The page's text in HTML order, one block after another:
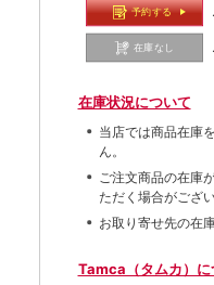
予約する
在庫なし
在庫状況について
当店では商品在庫
ん。
ご注文商品の在庫
ただく場合がござい
お取り寄せ先の在
Tamca（タムカ）に